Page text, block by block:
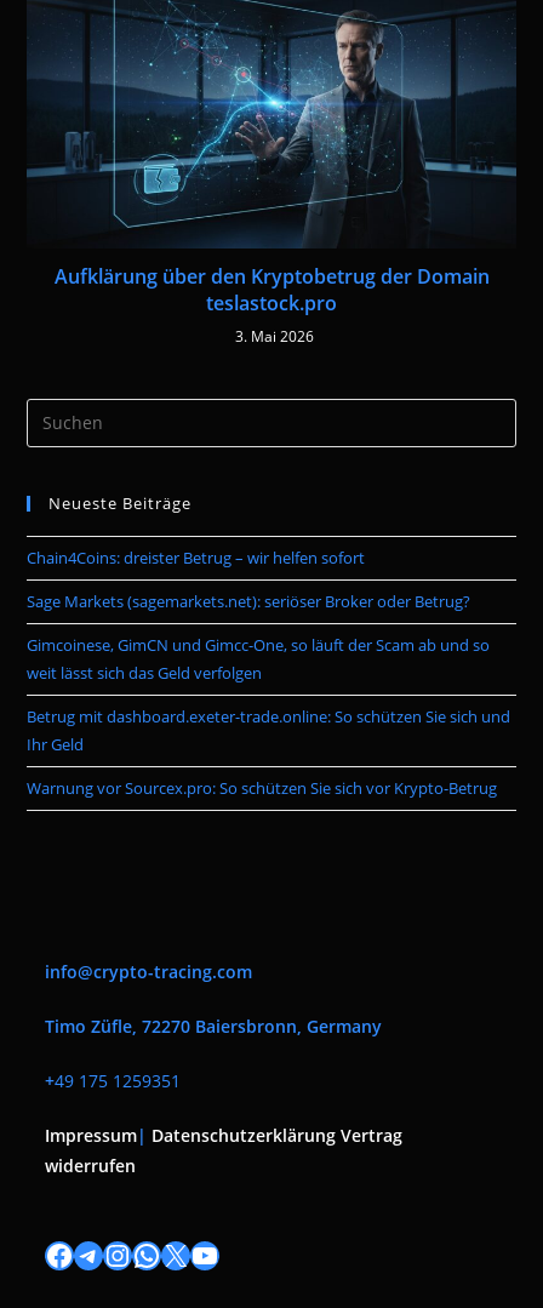
Aufklärung über den Kryptobetrug der Domain
teslastock.pro
3. Mai 2026
the
Neueste Beiträge
Chain4Coins: dreister Betrug – wir helfen sofort
Sage Markets (sagemarkets.net): seriöser Broker oder Betrug?
Gimcoinese, GimCN und Gimcc-One, so läuft der Scam ab und so
weit lässt sich das Geld verfolgen
Betrug mit dashboard.exeter-trade.online: So schützen Sie sich und
Ihr Geld
Warnung vor Sourcex.pro: So schützen Sie sich vor Krypto-Betrug
info@crypto-tracing.com
Timo Züfle, 72270 Baiersbronn, Germany
+49 175 1259351
Impressum| Datenschutzerklärung Vertrag
widerrufen
Facebook
Telegram
Instagram
WhatsApp
X YouTube